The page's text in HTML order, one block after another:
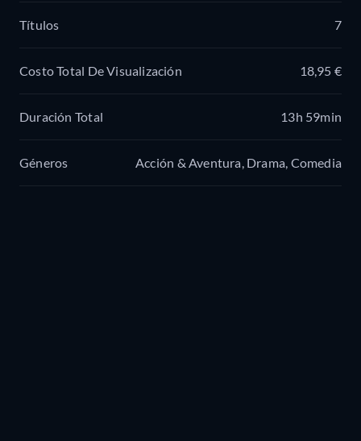
Títulos 7
Costo Total De Visualización 18,95 €
Duración Total 13h 59min
Géneros Acción & Aventura, Drama, Comedia